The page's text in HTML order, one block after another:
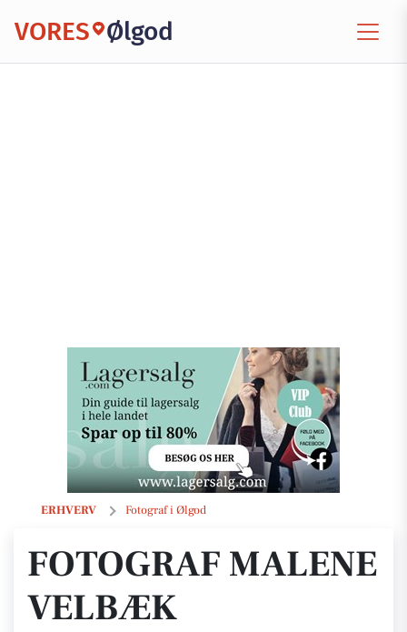
VORES Ølgod
ERHVERV Fotograf i Ølgod
Fotograf Malene Velbæk
FOTOGRAF MALENE
VELBÆK